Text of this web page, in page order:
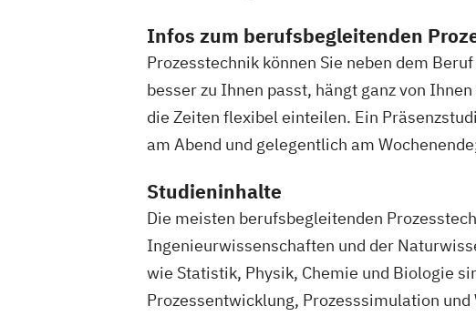
Infos zum berufsbegleitenden
Prozesstechnik können Sie neben dem
besser zu Ihnen passt, hängt ganz von
die Zeiten flexibel einteilen. Ein
am Abend und gelegentlich am
Studieninhalte
Die meisten berufsbegleitenden
Ingenieurwissenschaften und der
wie Statistik, Physik, Chemie und Biologie
Prozessentwicklung, Prozesssimulation